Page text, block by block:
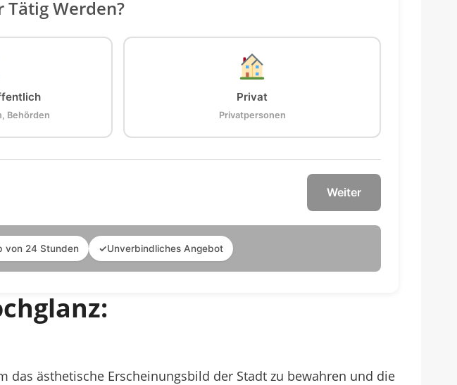
Tätig Werden?
Behörden
Privat
Privatpersonen
Weiter
von 24 Stunden ✓Unverbindliches Angebot
ästhetische Erscheinungsbild der Stadt zu bewahren und die